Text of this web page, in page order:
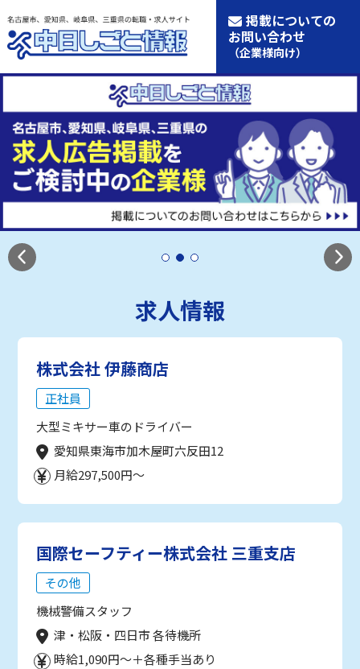
掲載についての
お問い合わせ
（企業様向け）
求人情報
株式会社 伊藤商店
正社員
大型ミキサー車のドライバー
愛知県東海市加木屋町六反田12
月給297,500円～
国際セーフティー株式会社 三重支店
その他
機械警備スタッフ
津・松阪・四日市 各待機所
時給1,090円～＋各種手当あり